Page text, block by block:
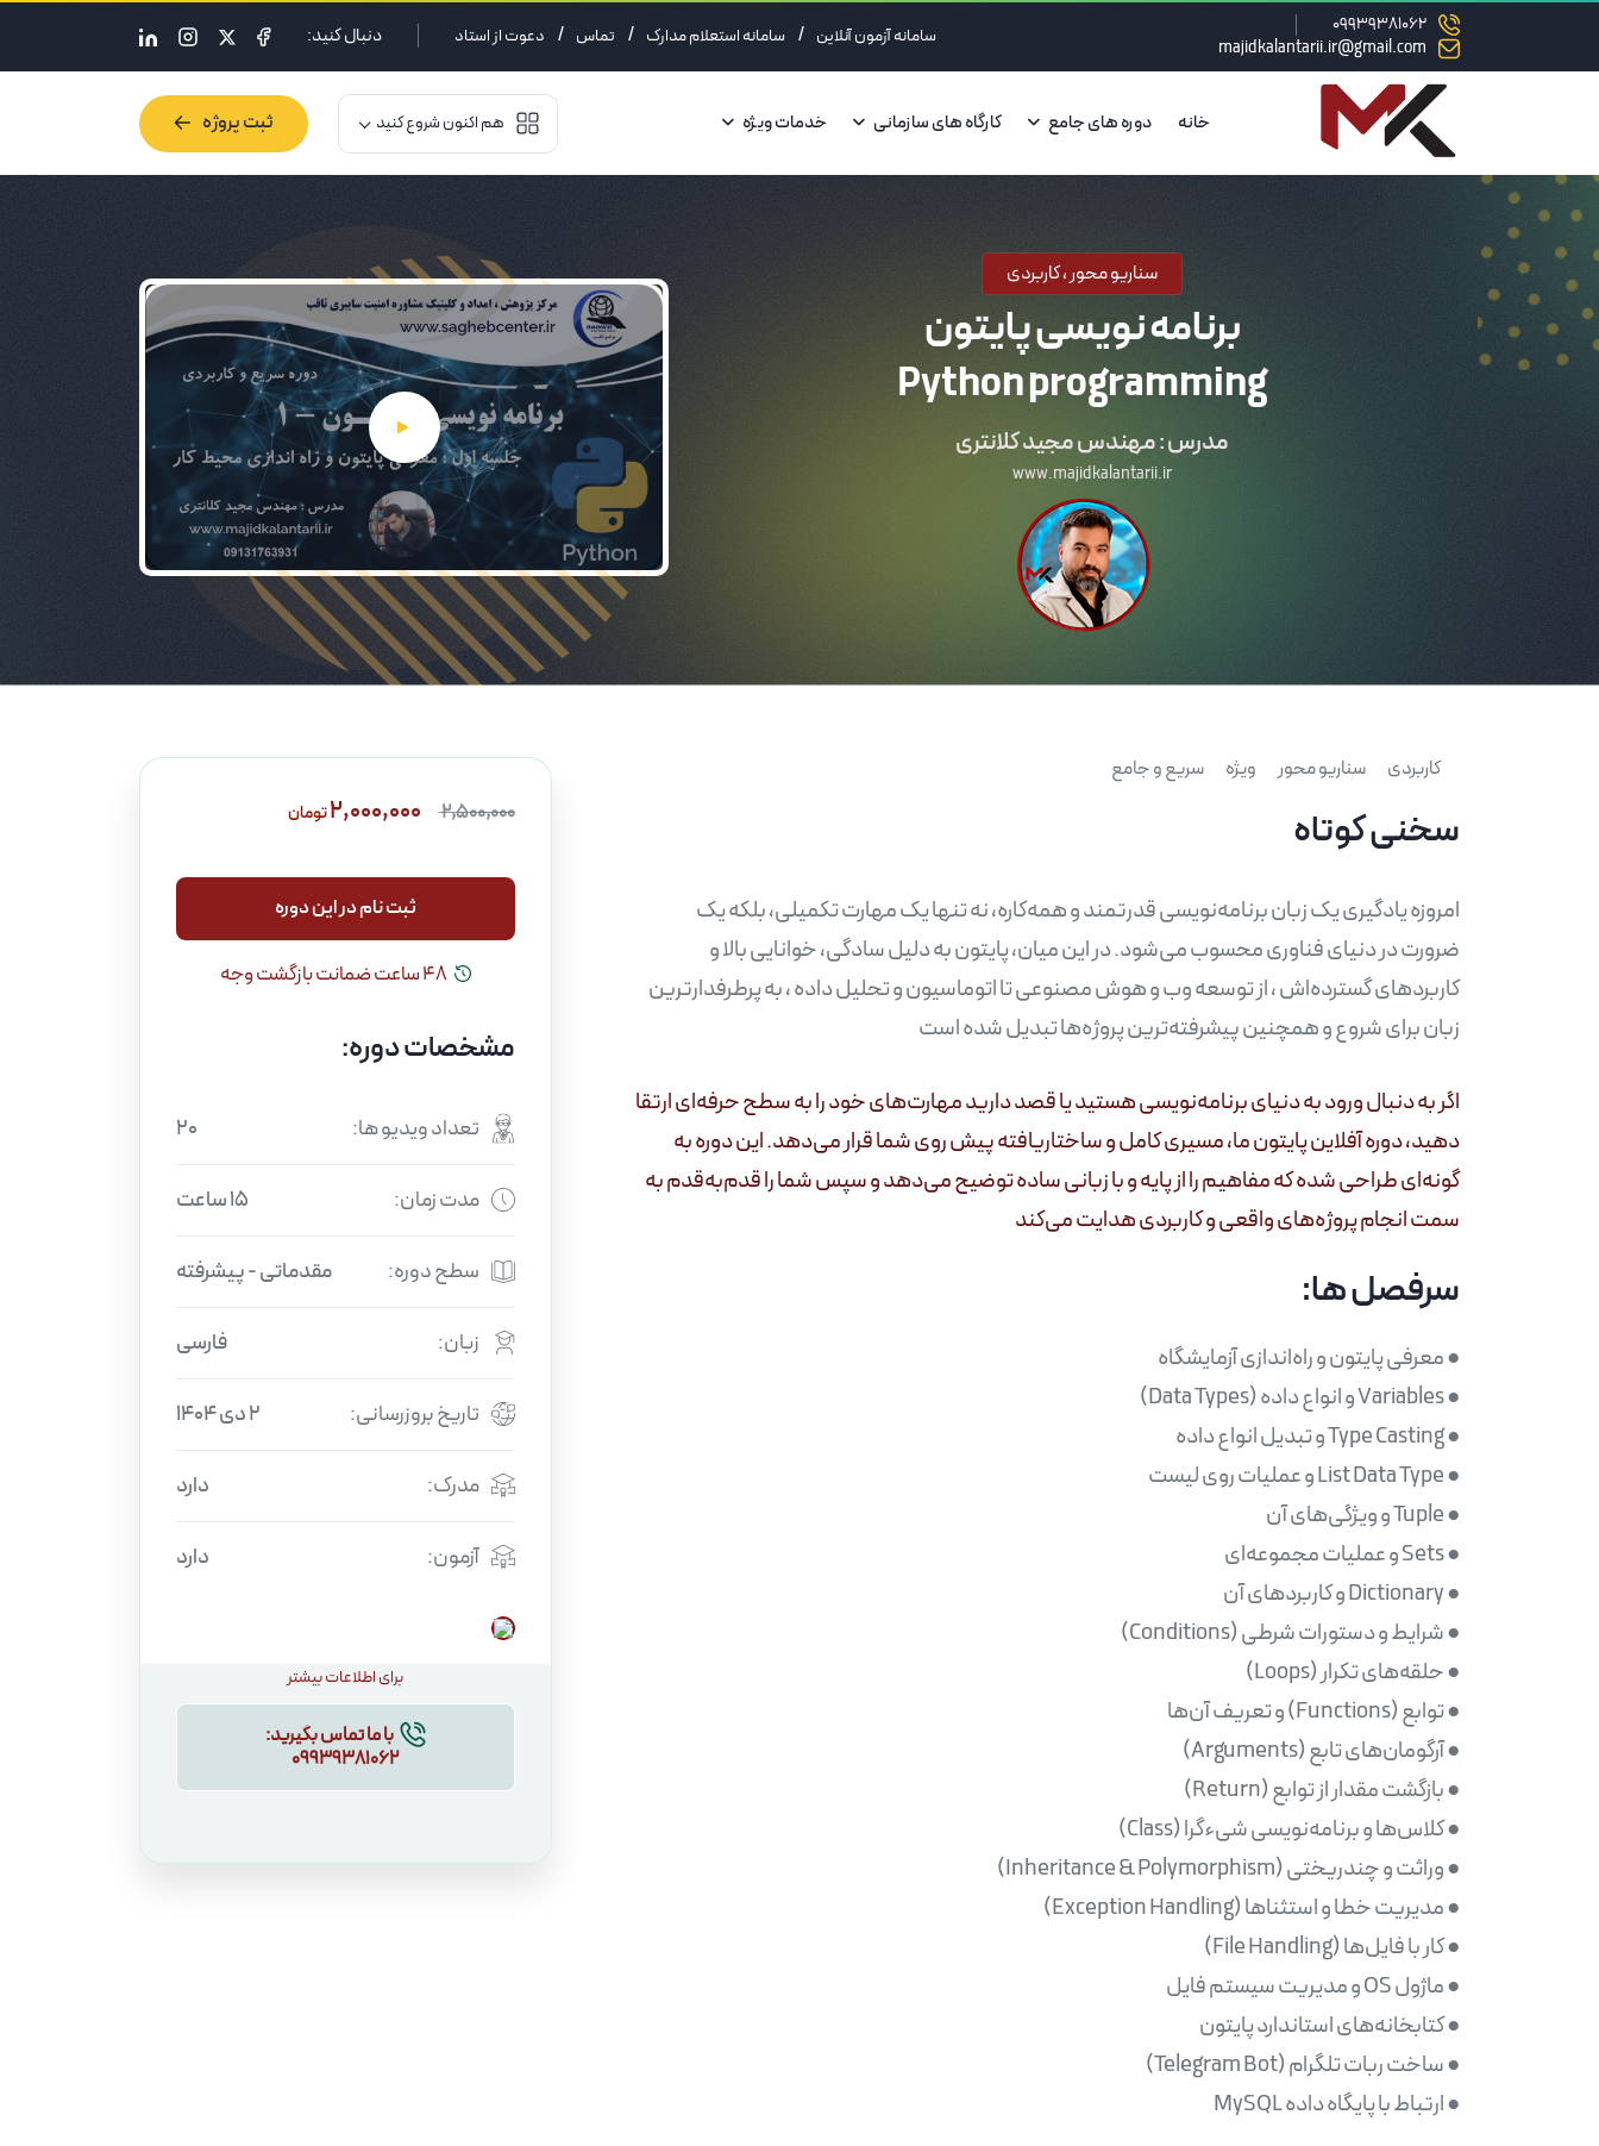
09939381062
majidkalantarii.ir@gmail.com
سامانه آزمون آنلاین / سامانه استعلام مدارک / تماس / دعوت از استاد دنبال کنید:
خانه دوره های جامع کارگاه های سازمانی خدمات ویژه هم اکنون شروع کنید ثبت پروژه
ثبت پروژه
سناریو محور ، کاربردی
برنامه نویسی پایتون
Python programming
مدرس : مهندس مجید کلانتری
www.majidkalantarii.ir
کاربردی سناریو محور ویژه سریع و جامع
سخنی کوتاه
امروزه یادگیری یک زبان برنامه‌نویسی قدرتمند و همه‌کاره، نه تنها یک مهارت تکمیلی، بلکه یک
ضرورت در دنیای فناوری محسوب می‌شود. در این میان، پایتون به دلیل سادگی، خوانایی بالا و
کاربردهای گسترده‌اش ، از توسعه وب و هوش مصنوعی تا اتوماسیون و تحلیل داده ، به پرطرفدارترین
زبان برای شروع و همچنین پیشرفته‌ترین پروژه‌ها تبدیل شده است
اگر به دنبال ورود به دنیای برنامه‌نویسی هستید یا قصد دارید مهارت‌های خود را به سطح حرفه‌ای ارتقا
دهید، دوره آفلاین پایتون ما، مسیری کامل و ساختاریافته پیش روی شما قرار می‌دهد. این دوره به
گونه‌ای طراحی شده که مفاهیم را از پایه و با زبانی ساده توضیح می‌دهد و سپس شما را قدم‌به‌قدم به
سمت انجام پروژه‌های واقعی و کاربردی هدایت می‌کند
سرفصل ها:
● ارتباط با پایگاه داده MySQL
2,500,000
2,000,000تومان
ثبت نام در این دوره
48 ساعت ضمانت بازگشت وجه
مشخصات دوره:
تعداد ویدیو ها: 20
مدت زمان: 15 ساعت
سطح دوره: مقدماتی - پیشرفته
زبان: فارسی
تاریخ بروزرسانی: 2 دی 1404
مدرک: دارد
آزمون: دارد
برای اطلاعات بیشتر
با ما تماس بگیرید:
09939381062